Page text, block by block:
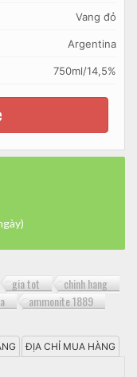
Vang đỏ
Argentina
750ml/14,5%
gia tot
chinh hang
ammonite 1889
ĐỊA CHỈ MUA HÀNG